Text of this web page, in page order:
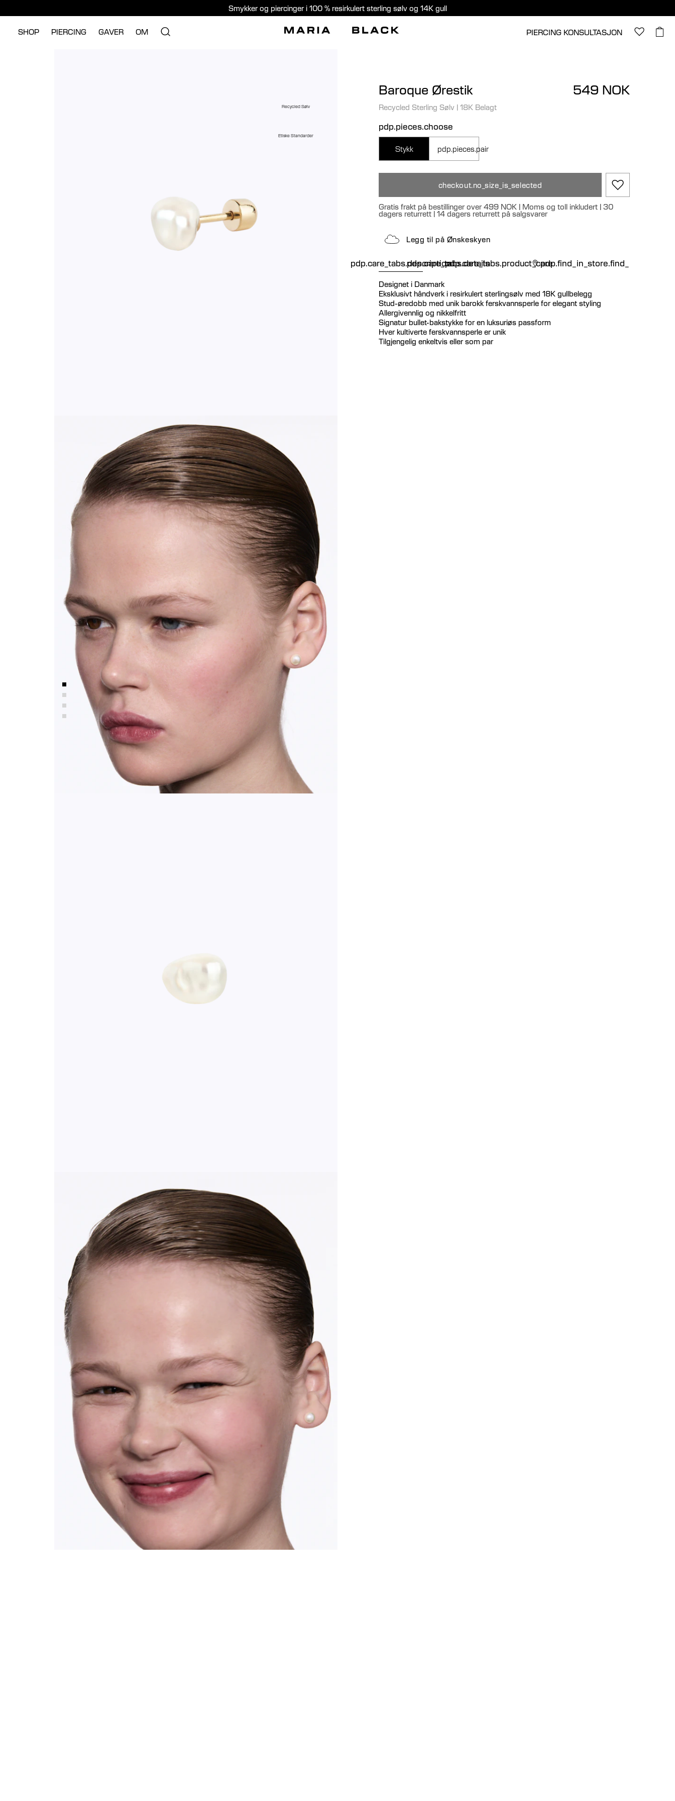
Smykker og piercinger i 100 % resirkulert sterling sølv og 14K gull
SHOP PIERCING GAVER OM PIERCING KONSULTASJON
Recycled Sølv
Etiske Standarder
Baroque Ørestik 549 NOK
Recycled Sterling Sølv | 18K Belagt
pdp.pieces.choose
Stykk pdp.pieces.pair
checkout.no_size_is_selected
Gratis frakt på bestillinger over 499 NOK | Moms og toll inkludert | 30
dagers returrett | 14 dagers returrett på salgsvarer
Legg til på Ønskeskyen
pdp.care_tabs.description
pdp.care_tabs.details
pdp.care_tabs.product_carepdp.find_in_store.find_in_store
Designet i Danmark
Eksklusivt håndverk i resirkulert sterlingsølv med 18K gullbelegg
Stud-øredobb med unik barokk ferskvannsperle for elegant styling
Allergivennlig og nikkelfritt
Signatur bullet-bakstykke for en luksuriøs passform
Hver kultiverte ferskvannsperle er unik
Tilgjengelig enkeltvis eller som par